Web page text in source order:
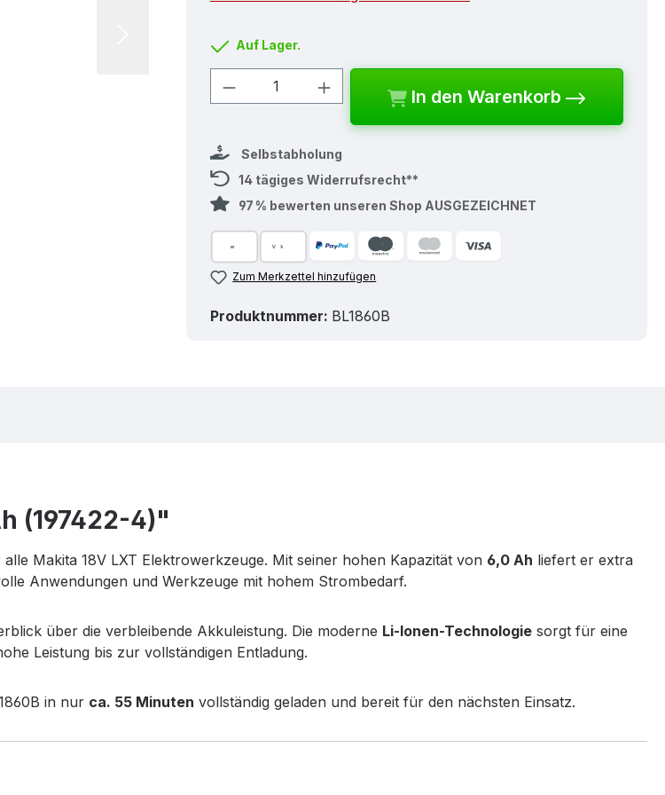
Auf Lager.
Produkt Anzahl: Gib den gewünschten
In den Warenkorb
Selbstabholung
14 tägiges Widerrufsrecht**
97 % bewerten unseren Shop AUSGEZEICHNET
Zum Merkzettel hinzufügen
Produktnummer: BL1860B
(197422-4)"
Makita 18V LXT Elektrowerkzeuge. Mit seiner hohen Kapazität von 6,0 Ah liefert er extra
Anwendungen und Werkzeuge mit hohem Strombedarf.
über die verbleibende Akkuleistung. Die moderne Li-Ionen-Technologie sorgt für eine
Leistung bis zur vollständigen Entladung.
in nur ca. 55 Minuten vollständig geladen und bereit für den nächsten Einsatz.